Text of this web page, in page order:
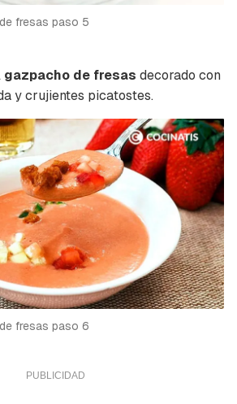
fresas paso 5
gazpacho de fresas decorado con
y crujientes picatostes.
fresas paso 6